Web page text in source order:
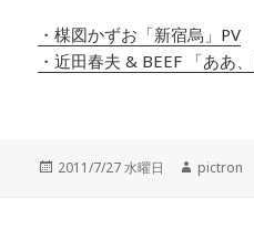
・楳図かずお「新宿烏」PV
・近田春夫 & BEEF 「ああ
投
2011/7/27 水曜日
作
pictron